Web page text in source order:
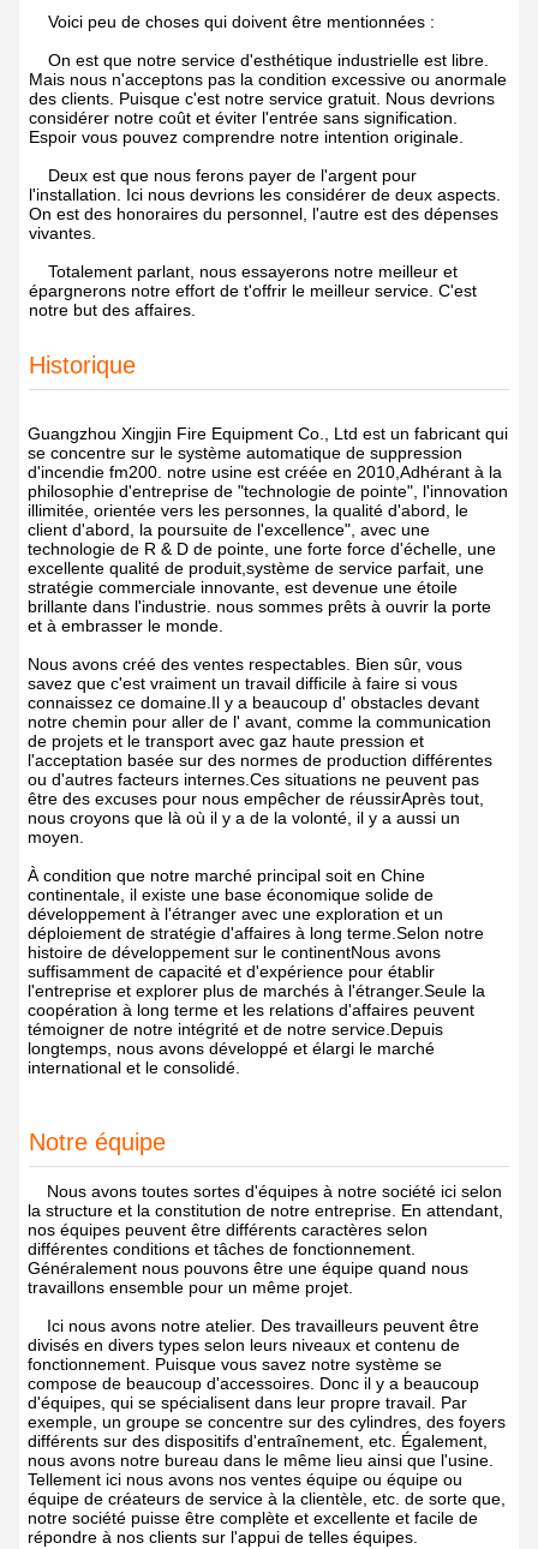
Voici peu de choses qui doivent être mentionnées :
On est que notre service d'esthétique industrielle est libre.
Mais nous n'acceptons pas la condition excessive ou anormale
des clients. Puisque c'est notre service gratuit. Nous devrions
considérer notre coût et éviter l'entrée sans signification.
Espoir vous pouvez comprendre notre intention originale.
Deux est que nous ferons payer de l'argent pour
l'installation. Ici nous devrions les considérer de deux aspects.
On est des honoraires du personnel, l'autre est des dépenses
vivantes.
Totalement parlant, nous essayerons notre meilleur et
épargnerons notre effort de t'offrir le meilleur service. C'est
notre but des affaires.
Historique
Guangzhou Xingjin Fire Equipment Co., Ltd est un fabricant qui
se concentre sur le système automatique de suppression
d'incendie fm200. notre usine est créée en 2010,Adhérant à la
philosophie d'entreprise de "technologie de pointe", l'innovation
illimitée, orientée vers les personnes, la qualité d'abord, le
client d'abord, la poursuite de l'excellence", avec une
technologie de R & D de pointe, une forte force d'échelle, une
excellente qualité de produit,système de service parfait, une
stratégie commerciale innovante, est devenue une étoile
brillante dans l'industrie. nous sommes prêts à ouvrir la porte
et à embrasser le monde.
Nous avons créé des ventes respectables. Bien sûr, vous
savez que c'est vraiment un travail difficile à faire si vous
connaissez ce domaine.Il y a beaucoup d' obstacles devant
notre chemin pour aller de l' avant, comme la communication
de projets et le transport avec gaz haute pression et
l'acceptation basée sur des normes de production différentes
ou d'autres facteurs internes.Ces situations ne peuvent pas
être des excuses pour nous empêcher de réussirAprès tout,
nous croyons que là où il y a de la volonté, il y a aussi un
moyen.
À condition que notre marché principal soit en Chine
continentale, il existe une base économique solide de
développement à l'étranger avec une exploration et un
déploiement de stratégie d'affaires à long terme.Selon notre
histoire de développement sur le continentNous avons
suffisamment de capacité et d'expérience pour établir
l'entreprise et explorer plus de marchés à l'étranger.Seule la
coopération à long terme et les relations d'affaires peuvent
témoigner de notre intégrité et de notre service.Depuis
longtemps, nous avons développé et élargi le marché
international et le consolidé.
Notre équipe
Nous avons toutes sortes d'équipes à notre société ici selon
la structure et la constitution de notre entreprise. En attendant,
nos équipes peuvent être différents caractères selon
différentes conditions et tâches de fonctionnement.
Généralement nous pouvons être une équipe quand nous
travaillons ensemble pour un même projet.
Ici nous avons notre atelier. Des travailleurs peuvent être
divisés en divers types selon leurs niveaux et contenu de
fonctionnement. Puisque vous savez notre système se
compose de beaucoup d'accessoires. Donc il y a beaucoup
d'équipes, qui se spécialisent dans leur propre travail. Par
exemple, un groupe se concentre sur des cylindres, des foyers
différents sur des dispositifs d'entraînement, etc. Également,
nous avons notre bureau dans le même lieu ainsi que l'usine.
Tellement ici nous avons nos ventes équipe ou équipe ou
équipe de créateurs de service à la clientèle, etc. de sorte que,
notre société puisse être complète et excellente et facile de
répondre à nos clients sur l'appui de telles équipes.